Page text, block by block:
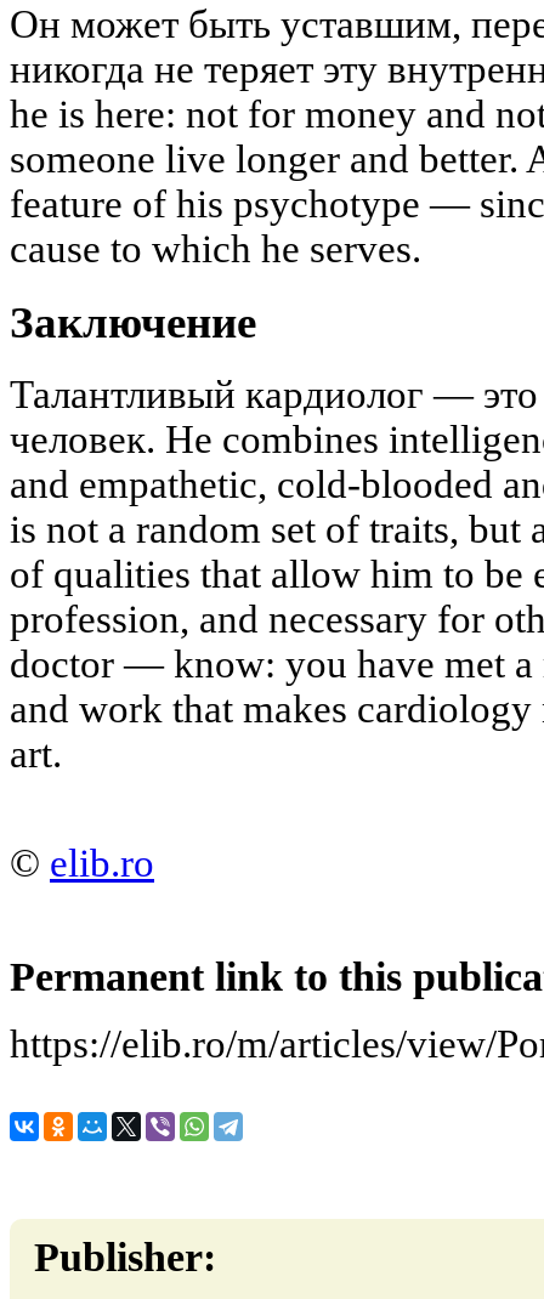
Он может быть уставшим,
никогда не теряет эту
he is here: not for money and
someone live longer and better.
feature of his psychotype —
cause to which he serves.
Заключение
Талантливый кардиолог —
человек. He combines
and empathetic, cold-blooded
is not a random set of traits, but
of qualities that allow him to be
profession, and necessary for
doctor — know: you have met
and work that makes cardiology
art.
© elib.ro
Permanent link to this
https://elib.ro/m/articles/view/
Publisher: